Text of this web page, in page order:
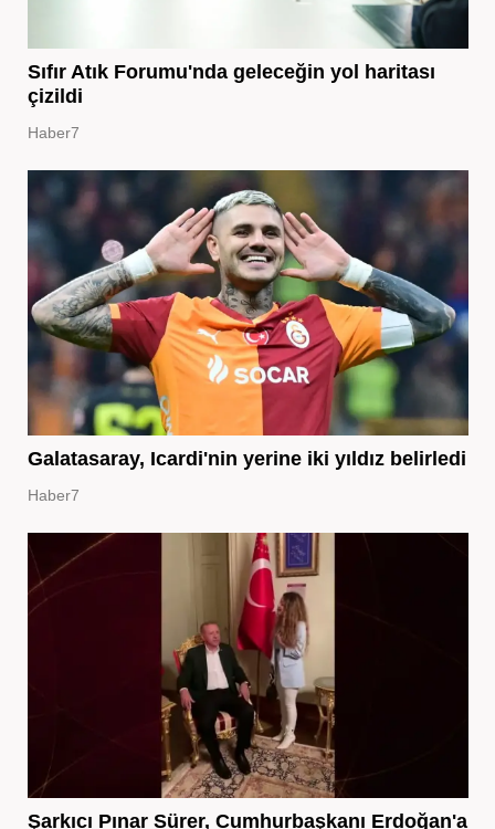
Sıfır Atık Forumu'nda geleceğin yol haritası
çizildi
Haber7
Galatasaray, Icardi'nin yerine iki yıldız belirledi
Haber7
Şarkıcı Pınar Sürer, Cumhurbaşkanı Erdoğan'a